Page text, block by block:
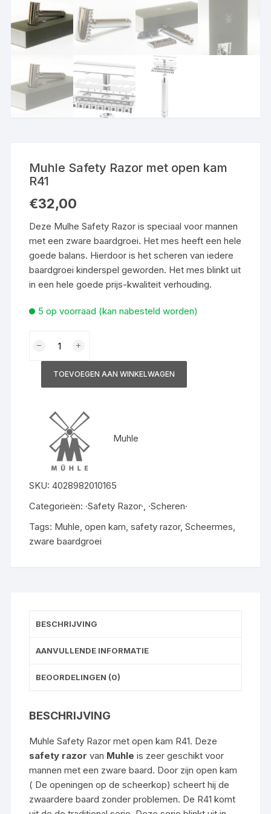
Muhle Safety Razor met open kam
R41
€32,00
Deze Mulhe Safety Razor is speciaal voor mannen
met een zware baardgroei. Het mes heeft een hele
goede balans. Hierdoor is het scheren van iedere
baardgroei kinderspel geworden. Het mes blinkt uit
in een hele goede prijs-kwaliteit verhouding.
5 op voorraad (kan nabesteld worden)
TOEVOEGEN AAN WINKELWAGEN
Muhle
SKU:4028982010165
Categorieën: ·Safety Razor· ·Scheren·
Tags: Muhle ,open kam ,safety razor,Scheermes
zware baardgroei
BESCHRIJVING
AANVULLENDE INFORMATIE
BEOORDELINGEN (0)
BESCHRIJVING
Muhle Safety Razor met open kam R41. Deze
safety razor van Muhle is zeer geschikt voor
mannen met een zware baard. Door zijn open kam
( De openingen op de scheerkop) scheert hij de
zwaardere baard zonder problemen. De R41 komt